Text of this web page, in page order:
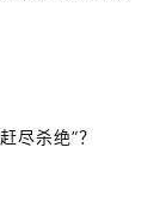
尽杀绝”？